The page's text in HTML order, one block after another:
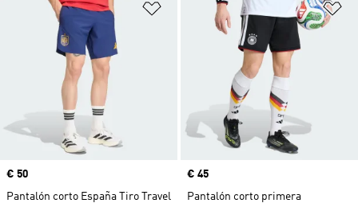
Añadir a la lista de deseos
Precio
€ 50
Pantalón corto España Tiro Travel
Precio
€ 45
Pantalón corto primera